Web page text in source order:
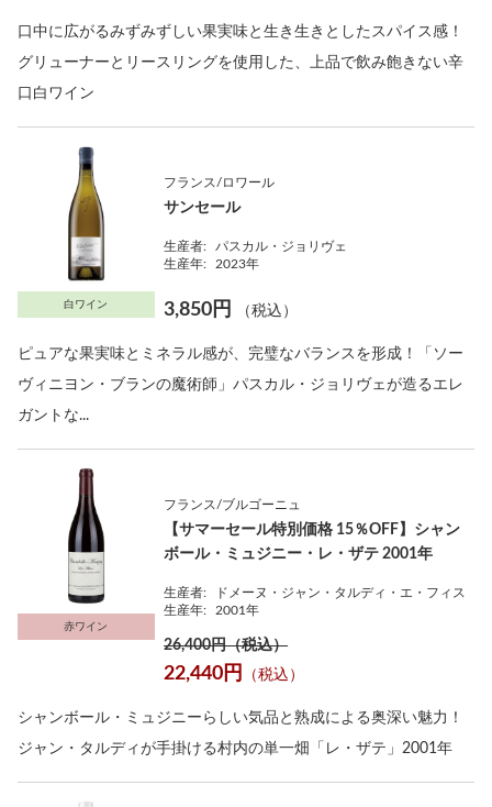
口中に広がるみずみずしい果実味と生き生きとしたスパイス感！
グリューナーとリースリングを使用した、上品で飲み飽きない辛
口白ワイン
白ワイン
フランス/ロワール
サンセール
生産者:
パスカル・ジョリヴェ
生産年:
2023年
3,850円 （税込）
ピュアな果実味とミネラル感が、完璧なバランスを形成！「ソー
ヴィニヨン・ブランの魔術師」パスカル・ジョリヴェが造るエレ
ガントな...
赤ワイン
フランス/ブルゴーニュ
【サマーセール特別価格 15％OFF】シャン
ボール・ミュジニー・レ・ザテ 2001年
生産者:
ドメーヌ・ジャン・タルディ・エ・フィス
生産年:
2001年
26,400円（税込）
22,440円 （税込）
シャンボール・ミュジニーらしい気品と熟成による奥深い魅力！
ジャン・タルディが手掛ける村内の単一畑「レ・ザテ」2001年